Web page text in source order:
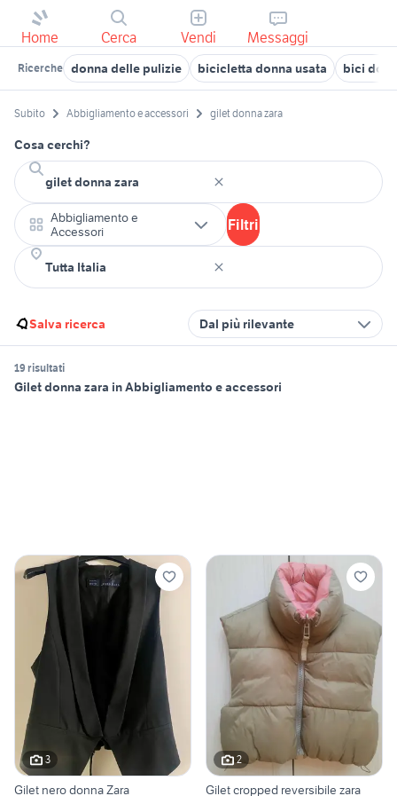
Home Cerca Vendi Messaggi
Ricerche donna delle pulizie bicicletta donna usata bici
Subito Abbigliamento e accessori gilet donna zara
Cosa cerchi?
Abbigliamento e
Accessori
Filtri
Salva ricerca Dal più rilevante
19 risultati
Gilet donna zara in Abbigliamento e accessori
3
Gilet nero donna Zara
2
Gilet cropped reversibile zara